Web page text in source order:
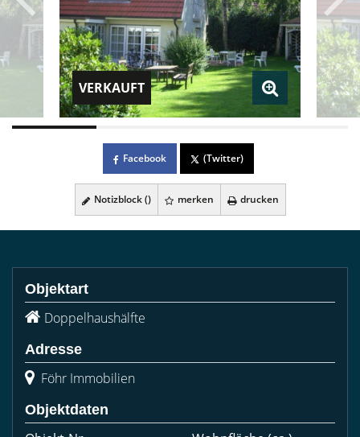
VERKAUFT
Facebook (Twitter)
Notizblock () merken drucken
Objektart
Doppelhaushälfte
Adresse
Föhr Immobilien
Objektdaten